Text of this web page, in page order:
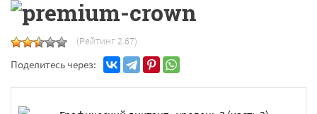
(Рейтинг 2.67)
Поделитесь через: